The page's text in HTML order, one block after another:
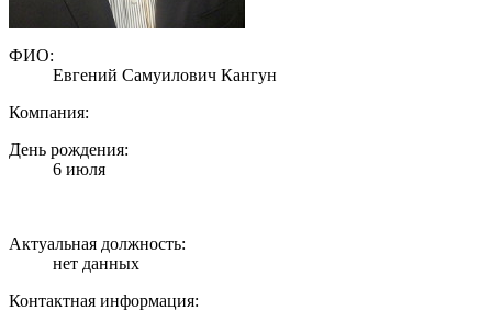
ФИО:
Евгений Самуилович Кангун
Компания:
День рождения:
6 июля
Актуальная должность:
нет данных
Контактная информация: